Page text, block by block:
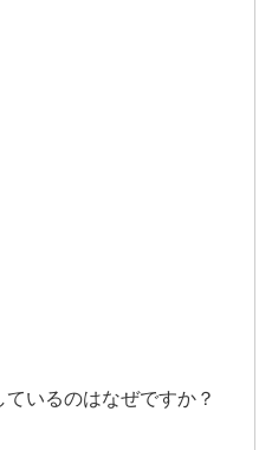
いるのはなぜですか？